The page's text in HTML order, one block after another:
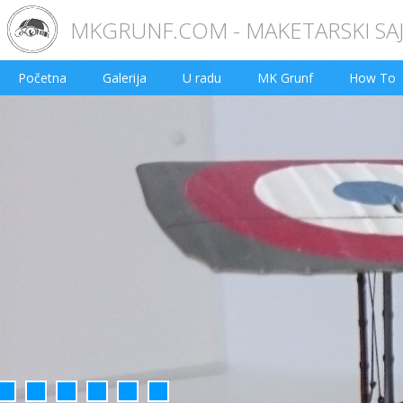
MKGRUNF.COM - MAKETARSKI
Početna Galerija U radu MK Grunf How To